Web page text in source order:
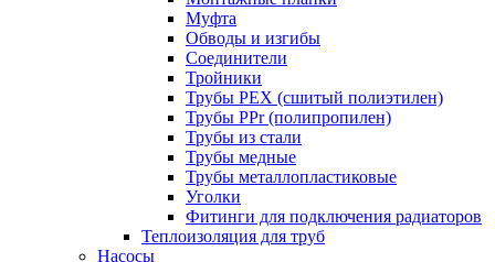
Муфта
Обводы и изгибы
Соединители
Тройники
Трубы PEX (сшитый полиэтилен)
Трубы PPr (полипропилен)
Трубы из стали
Трубы медные
Трубы металлопластиковые
Уголки
Фитинги для подключения радиаторов
Теплоизоляция для труб
Насосы